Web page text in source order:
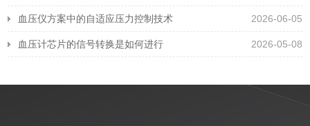
2026-06-05
血压仪方案中的自适应压力控制技术
2026-05-08
血压计芯片的信号转换是如何进行